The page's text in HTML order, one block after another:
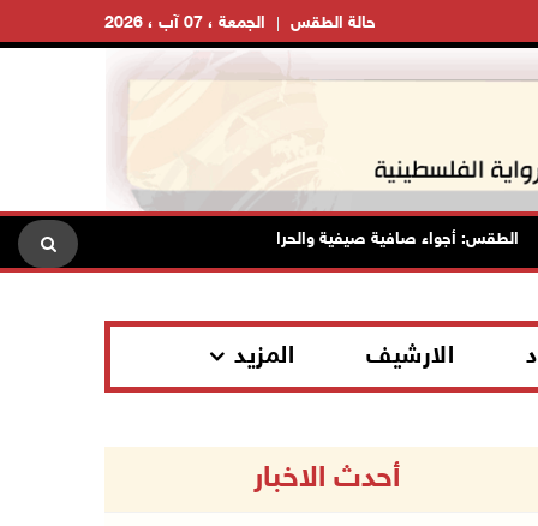
الجمعة ، 07 آب ، 2026 حالة الطقس
الطقس: أجواء صافية صيفية والحرارة حول معدلها العام محافظة
الارشيف المزيد
أحدث الاخبار